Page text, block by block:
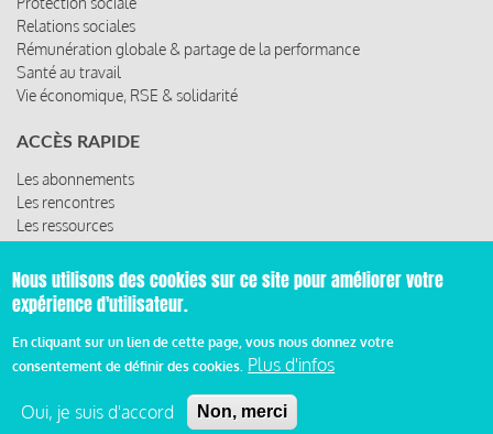
Relations sociales
Rémunération globale & partage de la performance
Santé au travail
Vie économique, RSE & solidarité
ACCÈS RAPIDE
Les abonnements
Les rencontres
Les ressources
© 2019 Miroir Social - Réalisé par
Pied
Mentions légales et condition générale d’utilisation et
Nous utilisons des cookies sur ce site pour améliorer votre
expérience d'utilisateur.
En cliquant sur un lien de cette page, vous nous donnez votre
consentement de définir des cookies. Plus d'infos
Oui, je suis d'accord Non, merci